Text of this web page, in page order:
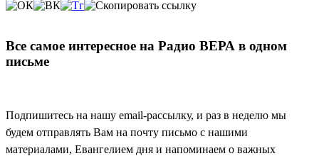
Все самое интересное на Радио ВЕРА в одном
письме
Подпишитесь на нашу email-рассылку, и раз в неделю мы
будем отправлять Вам на почту письмо с нашими
материалами, Евангелием дня и напоминаем о важных